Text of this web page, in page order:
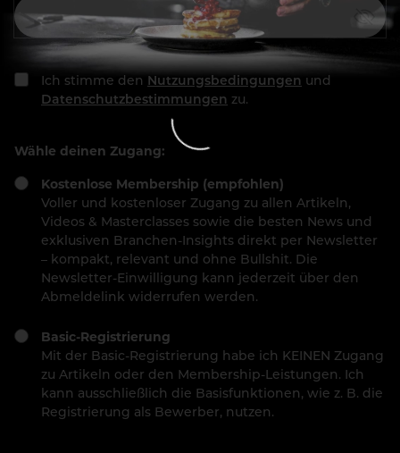
Ich stimme den Nutzungsbedingungen und
Datenschutzbestimmungen zu.
Wähle deinen Zugang:
Kostenlose Membership (empfohlen)
Voller und kostenloser Zugang zu allen Artikeln,
Videos & Masterclasses sowie die besten News und
exklusiven Branchen-Insights direkt per Newsletter
– kompakt, relevant und ohne Bullshit. Die
Newsletter-Einwilligung kann jederzeit über den
Abmeldelink widerrufen werden.
Basic-Registrierung
Mit der Basic-Registrierung habe ich KEINEN Zugang
zu Artikeln oder den Membership-Leistungen. Ich
kann ausschließlich die Basisfunktionen, wie z. B. die
Registrierung als Bewerber, nutzen.